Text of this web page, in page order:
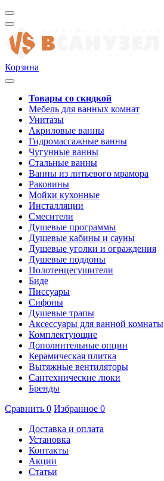
Корзина
Товары со скидкой
Мебель для ванных комнат
Унитазы
Акриловые ванны
Гидромассажные ванны
Чугунные ванны
Стальные ванны
Ванны из литьевого мрамора
Раковины
Мойки кухонные
Инсталляции
Смесители
Душевые программы
Душевые кабины и сауны
Душевые уголки и ограждения
Душевые поддоны
Полотенцесушители
Биде
Писсуары
Сифоны
Душевые трапы
Аксессуары для ванной комнаты
Комплектующие
Дополнительные опции
Керамическая плитка
Вытяжные вентиляторы
Сантехнические люки
Бренды
Сравнить 0 Избранное 0
Доставка и оплата
Установка
Контакты
Акции
Статьи